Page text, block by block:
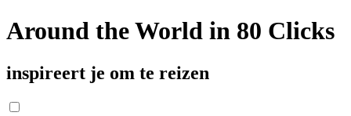
Around the World in 80 Clicks
inspireert je om te reizen